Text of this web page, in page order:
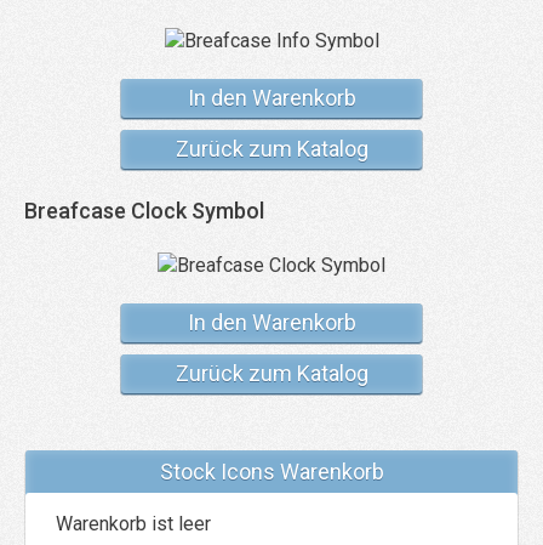
In den Warenkorb
Zurück zum Katalog
Breafcase Clock Symbol
In den Warenkorb
Zurück zum Katalog
Stock Icons Warenkorb
Warenkorb ist leer